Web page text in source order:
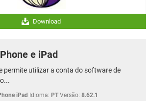
Download
e iPad
permite utilizar a conta do software de
iPad Idioma: PT Versão: 8.62.1